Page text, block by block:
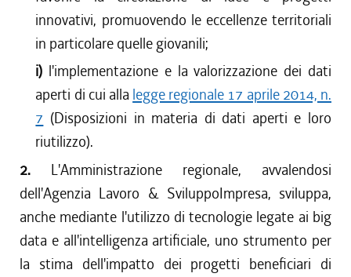
innovativi, promuovendo le eccellenze territoriali
in particolare quelle giovanili;
i) l'implementazione e la valorizzazione dei dati
aperti di cui alla legge regionale 17 aprile 2014, n.
7 (Disposizioni in materia di dati aperti e loro
riutilizzo).
2. L'Amministrazione regionale, avvalendosi
dell'Agenzia Lavoro & SviluppoImpresa, sviluppa,
anche mediante l'utilizzo di tecnologie legate ai big
data e all'intelligenza artificiale, uno strumento per
la stima dell'impatto dei progetti beneficiari di